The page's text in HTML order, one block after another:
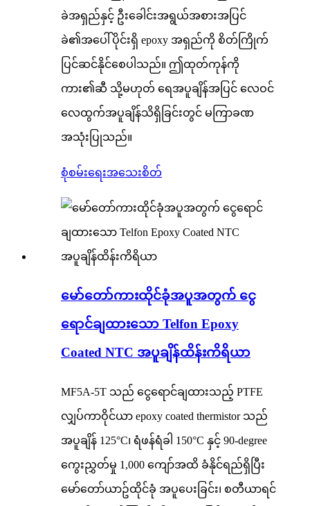
ခဲအရှည်နှင့် ဦးခေါင်းအရွယ်အစားအပြင်
ခဲ၏အပေါ်ပိုင်းရှိ epoxy အရှည်ကို စိတ်ကြိုက်
ပြင်ဆင်နိုင်စေပါသည်။ ဤထုတ်ကုန်ကို
ကား၏ဆီ သို့မဟုတ် ရေအပူချိန်အပြင် လေဝင်
လေထွက်အပူချိန်သိရှိခြင်းတွင် မကြာခဏ
အသုံးပြုသည်။
စုံစမ်းရေးအသေးစိတ်
မော်တော်ကားထိုင်ခုံအပူအတွက် ငွေ
ရောင်ချထားသော Telfon Epoxy
Coated NTC အပူချိန်ထိန်းကိရိယာ
MF5A-5T သည် ငွေရောင်ချထားသည့် PTFE
လျှပ်ကာဝိုင်ယာ epoxy coated thermistor သည်
အပူချိန် 125°C၊ ရံဖန်ရံခါ 150°C နှင့် 90-degree
ကွေးညွှတ်မှု 1,000 ကျော်အထိ ခံနိုင်ရည်ရှိပြီး
မော်တော်ယာဥ်ထိုင်ခုံ အပူပေးခြင်း၊ စတီယာရင်